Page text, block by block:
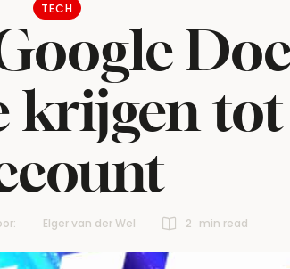
TECH
krijgen
Elger van der Wel 2 min read